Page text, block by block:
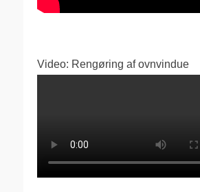
Video: Rengøring af ovnvindue